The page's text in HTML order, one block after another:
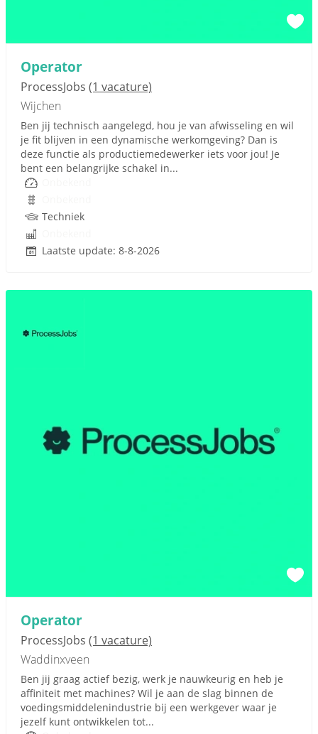
Operator
ProcessJobs (1 vacature)
Wijchen
Ben jij technisch aangelegd, hou je van afwisseling en wil
je fit blijven in een dynamische werkomgeving? Dan is
deze functie als productiemedewerker iets voor jou! Je
bent een belangrijke schakel in...
Techniek
Laatste update: 8-8-2026
Operator
ProcessJobs (1 vacature)
Waddinxveen
Ben jij graag actief bezig, werk je nauwkeurig en heb je
affiniteit met machines? Wil je aan de slag binnen de
voedingsmiddelenindustrie bij een werkgever waar je
jezelf kunt ontwikkelen tot...